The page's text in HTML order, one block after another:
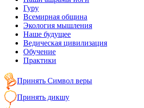
Гуру
Всемирная община
Экология мышления
Наше будущее
Ведическая цивилизация
Обучение
Практики
Принять Символ веры
Принять дикшу